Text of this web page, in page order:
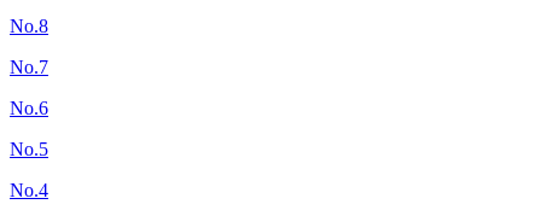
No.8
No.7
No.6
No.5
No.4